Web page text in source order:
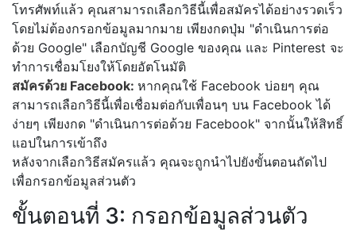
โทรศัพท์แล้ว คุณสามารถเลือกวิธีนี้เพื่อสมัครได้อย่างรวดเร็ว
โดยไม่ต้องกรอกข้อมูลมากมาย เพียงกดปุ่ม "ดำเนินการต่อ
ด้วย Google" เลือกบัญชี Google ของคุณ และ Pinterest จะ
ทำการเชื่อมโยงให้โดยอัตโนมัติ
สมัครด้วย Facebook: หากคุณใช้ Facebook บ่อยๆ คุณ
สามารถเลือกวิธีนี้เพื่อเชื่อมต่อกับเพื่อนๆ บน Facebook ได้
ง่ายๆ เพียงกด "ดำเนินการต่อด้วย Facebook" จากนั้นให้สิทธิ์
แอปในการเข้าถึง
หลังจากเลือกวิธีสมัครแล้ว คุณจะถูกนำไปยังขั้นตอนถัดไป
เพื่อกรอกข้อมูลส่วนตัว
ขั้นตอนที่ 3: กรอกข้อมูลส่วนตัว